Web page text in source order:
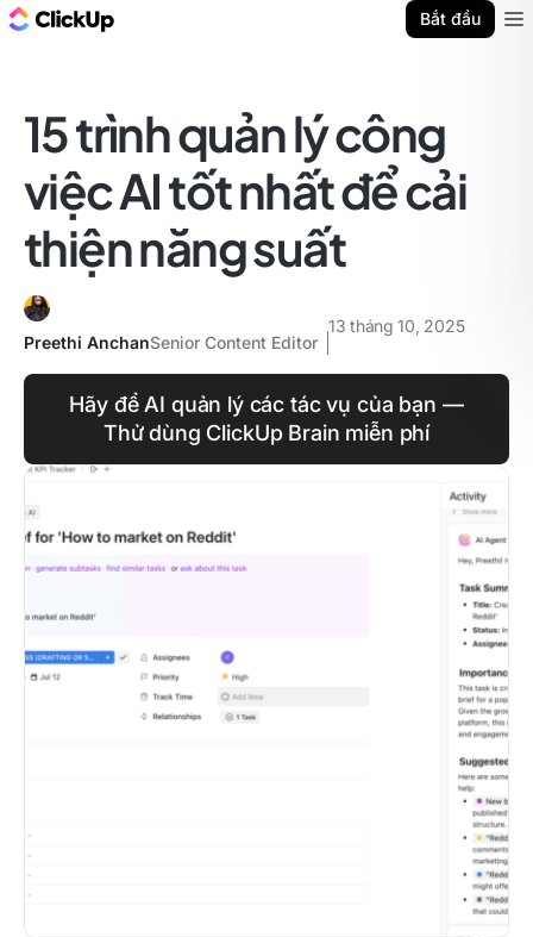
Bắt đầu
15 trình quản lý công
việc AI tốt nhất để cải
thiện năng suất
Preethi AnchanSenior Content Editor
13 tháng 10, 2025
Hãy để AI quản lý các tác vụ của bạn —
Thử dùng ClickUp Brain miễn phí